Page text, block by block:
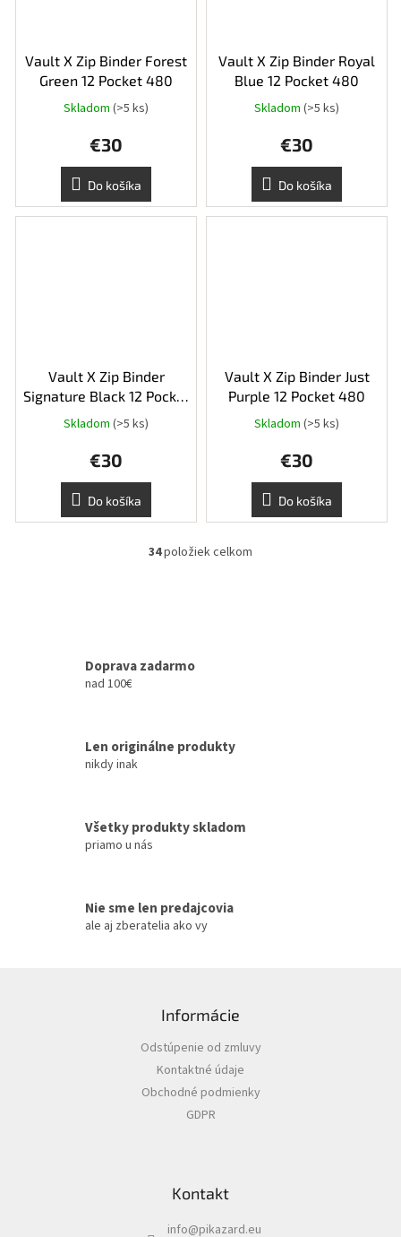
Vault X Zip Binder Forest
Green 12 Pocket 480
Skladom (>5 ks)
€30
Do košíka
Vault X Zip Binder Royal
Blue 12 Pocket 480
Skladom (>5 ks)
€30
Do košíka
Vault X Zip Binder
Signature Black 12 Pocket
480
Priemerné
5
Skladom (>5 ks)
€30
Do košíka
Vault X Zip Binder Just
Purple 12 Pocket 480
Skladom (>5 ks)
€30
Do košíka
O
v
p
34položiek celkom
Doprava zadarmo
nad 100€
Len originálne produkty
nikdy inak
Všetky produkty skladom
priamo u nás
Nie sme len predajcovia
ale aj zberatelia ako vy
Informácie
Odstúpenie od zmluvy
Kontaktné údaje
Obchodné podmienky
GDPR
Kontakt
info@pikazard.eu